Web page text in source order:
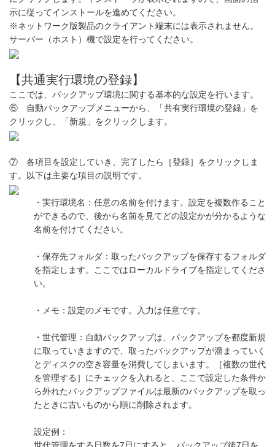
示に従ってインストールを進めてください。
※ネットワーク版製品のクライアント端末には表示されません。
サーバー（ホスト）機で設定を行ってください。
【共通実行環境の登録】
ここでは、バックアップ環境に関する基本的な設定を行います。
⑥ 自動バックアップメニューから、「共有実行環境の登録」を
クリックし、「新規」をクリックします。
⑦ 各項目を設定していき、完了したら［登録］をクリックしま
す。以下は主要な項目の説明です。
・実行環境名：任意の名前を付けます。設定を複数作ること
ができるので、後から名前を見てどの設定かが分かるような
名前を付けてください。
・保存先フォルダ：取ったバックアップを保存するフォルダ
を指定します。ここではローカルドライブを指定してくださ
い。
・メモ：設定のメモです。入力は任意です。
・世代管理：自動バックアップは、バックアップを都度新規
に取っていきますので、取ったバックアップが溜まっていく
とディスクの空き容量を消費してしまいます。［複数の世代
を管理する］にチェックを入れると、ここで設定した条件か
ら外れたバックアップファイルは最新のバックアップを取っ
たときに古いものから順に削除されます。
設定例：